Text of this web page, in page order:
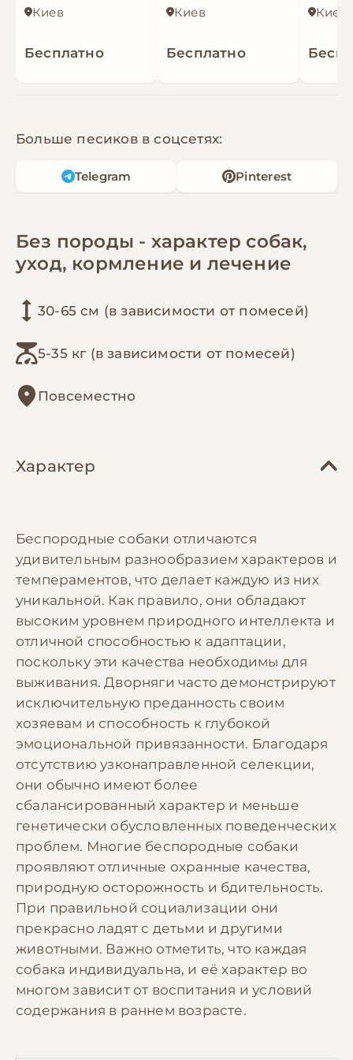
Киев
Бесплатно
Киев
Бесплатно
Киев
Больше песиков в соцсетях:
Telegram Pinterest
Без породы - характер собак,
уход, кормление и лечение
30-65 см (в зависимости от помесей)
5-35 кг (в зависимости от помесей)
Повсеместно
Характер
Беспородные собаки отличаются
удивительным разнообразием характеров и
темпераментов, что делает каждую из них
уникальной. Как правило, они обладают
высоким уровнем природного интеллекта и
отличной способностью к адаптации,
поскольку эти качества необходимы для
выживания. Дворняги часто демонстрируют
исключительную преданность своим
хозяевам и способность к глубокой
эмоциональной привязанности. Благодаря
отсутствию узконаправленной селекции,
они обычно имеют более
сбалансированный характер и меньше
генетически обусловленных поведенческих
проблем. Многие беспородные собаки
проявляют отличные охранные качества,
природную осторожность и бдительность.
При правильной социализации они
прекрасно ладят с детьми и другими
животными. Важно отметить, что каждая
собака индивидуальна, и её характер во
многом зависит от воспитания и условий
содержания в раннем возрасте.